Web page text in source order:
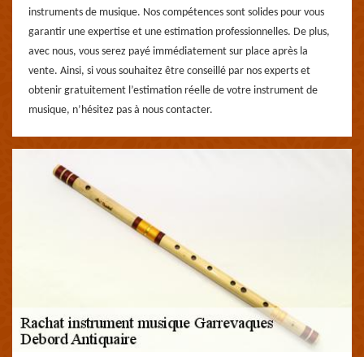
instruments de musique. Nos compétences sont solides pour vous
garantir une expertise et une estimation professionnelles. De plus,
avec nous, vous serez payé immédiatement sur place après la
vente. Ainsi, si vous souhaitez être conseillé par nos experts et
obtenir gratuitement l’estimation réelle de votre instrument de
musique, n’hésitez pas à nous contacter.